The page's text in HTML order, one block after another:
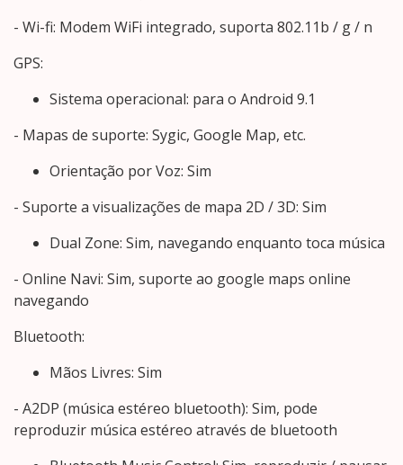
- Wi-fi: Modem WiFi integrado, suporta 802.11b / g / n
GPS:
Sistema operacional: para o Android 9.1
- Mapas de suporte: Sygic, Google Map, etc.
Orientação por Voz: Sim
- Suporte a visualizações de mapa 2D / 3D: Sim
Dual Zone: Sim, navegando enquanto toca música
- Online Navi: Sim, suporte ao google maps online
navegando
Bluetooth:
Mãos Livres: Sim
- A2DP (música estéreo bluetooth): Sim, pode
reproduzir música estéreo através de bluetooth